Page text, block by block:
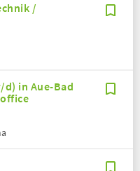
/
in Aue-Bad